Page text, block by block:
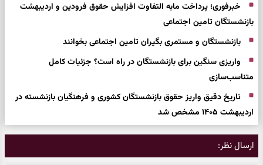
خبرفوری؛ پرداخت مابه التفاوت افزایش حقوق فرودین و اردیبهشت
بازنشستگان تامین اجتماعی
بازنشستگان و مستمری بگیران تامین اجتماعی بخوانند
واریزی سنگین برای بازنشستگان در راه است؟ جزئیات کامل
متناسب‌سازی
تاریخ دقیق واریز حقوق بازنشستگان کشوری و فرهنگیان بازنشسته در
اردیبهشت ۱۴۰۵ مشخص شد
ارسال نظر: